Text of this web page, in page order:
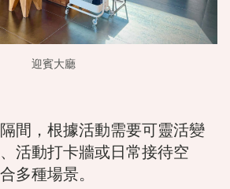
迎賓大廳
間，根據活動需要可靈活變
活動打卡牆或日常接待空
多種場景。